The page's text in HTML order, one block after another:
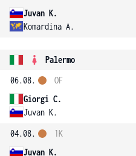
Juvan K.
Komardina A.
Palermo
06.08.
Giorgi C.
Juvan K.
OF
04.08.
Juvan K.
1K